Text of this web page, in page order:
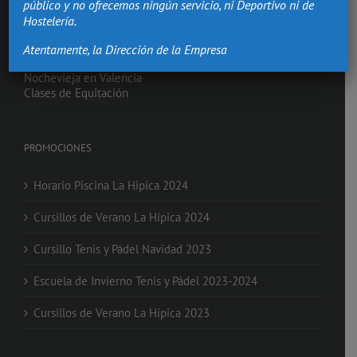
Bodas Valencia
Celebraciones
Nochevieja en Valencia
Clases de Equitación
PROMOCIONES
Horario Piscina La Hipica 2024
Cursillos de Verano La Hípica 2024
Cursillo Tenis y Pádel Navidad 2023
Escuela de Invierno Tenis y Pádel 2023-2024
Cursillos de Verano La Hípica 2023
público y no ofrecemos ningún servicio, ni Deportivo ni de
Hostelería.
Atentamente, la Dirección de la Empresa